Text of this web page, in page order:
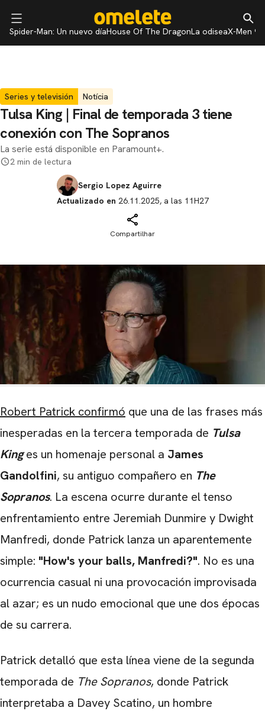
Spider-Man: Un nuevo díaHouse Of The DragonLa odiseaX-Men 97
Series y televisión Notícia
Tulsa King | Final de temporada 3 tiene
conexión con The Sopranos
La serie está disponible en Paramount+.
2 min de lectura
Sergio Lopez Aguirre
Actualizado en 26.11.2025, a las 11H27
Compartilhar
Robert Patrick confirmó que una de las frases más
inesperadas en la tercera temporada de Tulsa
King es un homenaje personal a James
Gandolfini, su antiguo compañero en The
Sopranos. La escena ocurre durante el tenso
enfrentamiento entre Jeremiah Dunmire y Dwight
Manfredi, donde Patrick lanza un aparentemente
simple: "How's your balls, Manfredi?". No es una
ocurrencia casual ni una provocación improvisada
al azar; es un nudo emocional que une dos épocas
de su carrera.
Patrick detalló que esta línea viene de la segunda
temporada de The Sopranos, donde Patrick
interpretaba a Davey Scatino, un hombre